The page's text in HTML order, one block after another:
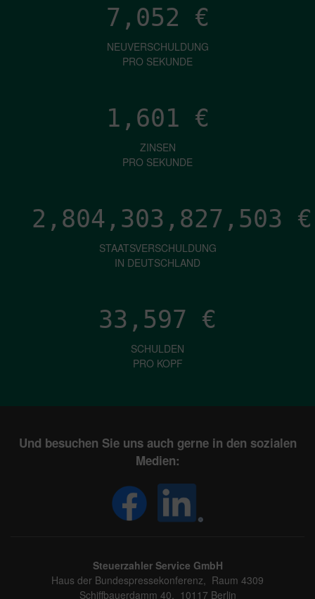
7,052 €
NEUVERSCHULDUNG
PRO SEKUNDE
1,601 €
ZINSEN
PRO SEKUNDE
2,804,303,830,042 €
STAATSVERSCHULDUNG
IN DEUTSCHLAND
33,597 €
SCHULDEN
PRO KOPF
Und besuchen Sie uns auch gerne in den sozialen
Medien:
Steuerzahler Service GmbH
Haus der Bundespressekonferenz, Raum 4309
Schiffbauerdamm 40, 10117 Berlin